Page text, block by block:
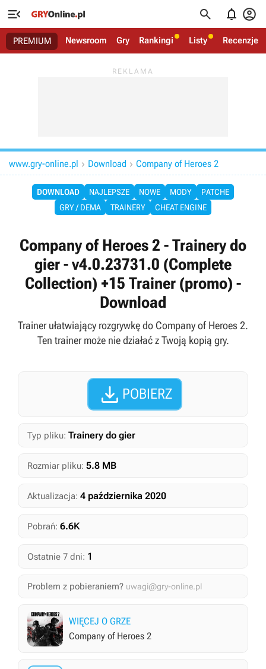
   
PREMIUM Newsroom Gry Rankingi Listy Recenzje
www.gry-online.pl  Download  Company of Heroes 2
DOWNLOAD NAJLEPSZE NOWE MODY
PATCHE
GRY / DEMA
TRAINERY CHEAT ENGINE
Company of Heroes 2 - Trainery do
gier - v4.0.23731.0 (Complete
Collection) +15 Trainer (promo) -
Download
Trainer ułatwiający rozgrywkę do Company of Heroes 2.
Ten trainer może nie działać z Twoją kopią gry.
 POBIERZ
Typ pliku: Trainery do gier
Rozmiar pliku: 5.8 MB
Aktualizacja: 4 października 2020
Pobrań: 6.6K
Ostatnie 7 dni: 1
Problem z pobieraniem? uwagi@gry-online.pl
WIĘCEJ O GRZE
Company of Heroes 2